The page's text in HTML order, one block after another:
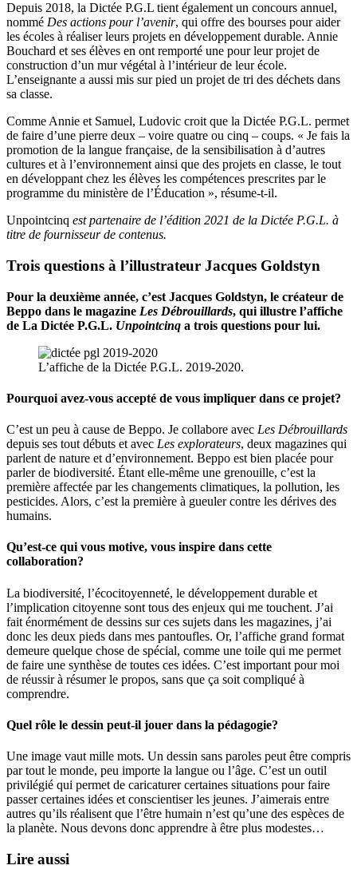
Depuis 2018, la Dictée P.G.L tient également un concours annuel,
nommé Des actions pour l’avenir, qui offre des bourses pour aider
les écoles à réaliser leurs projets en développement durable. Annie
Bouchard et ses élèves en ont remporté une pour leur projet de
construction d’un mur végétal à l’intérieur de leur école.
L’enseignante a aussi mis sur pied un projet de tri des déchets dans
sa classe.
Comme Annie et Samuel, Ludovic croit que la Dictée P.G.L. permet
de faire d’une pierre deux – voire quatre ou cinq – coups. « Je fais la
promotion de la langue française, de la sensibilisation à d’autres
cultures et à l’environnement ainsi que des projets en classe, le tout
en développant chez les élèves les compétences prescrites par le
programme du ministère de l’Éducation », résume-t-il.
Unpointcinq est partenaire de l’édition 2021 de la Dictée P.G.L. à
titre de fournisseur de contenus.
Trois questions à l’illustrateur Jacques Goldstyn
Pour la deuxième année, c’est Jacques Goldstyn, le créateur de
Beppo dans le magazine Les Débrouillards, qui illustre l’affiche
de La Dictée P.G.L. Unpointcinq a trois questions pour lui.
L’affiche de la Dictée P.G.L. 2019-2020.
Pourquoi avez-vous accepté de vous impliquer dans ce projet?
C’est un peu à cause de Beppo. Je collabore avec Les Débrouillards
depuis ses tout débuts et avec Les explorateurs, deux magazines qui
parlent de nature et d’environnement. Beppo est bien placée pour
parler de biodiversité. Étant elle-même une grenouille, c’est la
première affectée par les changements climatiques, la pollution, les
pesticides. Alors, c’est la première à gueuler contre les dérives des
humains.
Qu’est-ce qui vous motive, vous inspire dans cette
collaboration?
La biodiversité, l’écocitoyenneté, le développement durable et
l’implication citoyenne sont tous des enjeux qui me touchent. J’ai
fait énormément de dessins sur ces sujets dans les magazines, j’ai
donc les deux pieds dans mes pantoufles. Or, l’affiche grand format
demeure quelque chose de spécial, comme une toile qui me permet
de faire une synthèse de toutes ces idées. C’est important pour moi
de réussir à résumer le propos, sans que ça soit compliqué à
comprendre.
Quel rôle le dessin peut-il jouer dans la pédagogie?
Une image vaut mille mots. Un dessin sans paroles peut être compris
par tout le monde, peu importe la langue ou l’âge. C’est un outil
privilégié qui permet de caricaturer certaines situations pour faire
passer certaines idées et conscientiser les jeunes. J’aimerais entre
autres qu’ils réalisent que l’être humain n’est qu’une des espèces de
la planète. Nous devons donc apprendre à être plus modestes…
Lire aussi